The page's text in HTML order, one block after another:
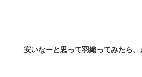
安いなーと思って羽織ってみたら